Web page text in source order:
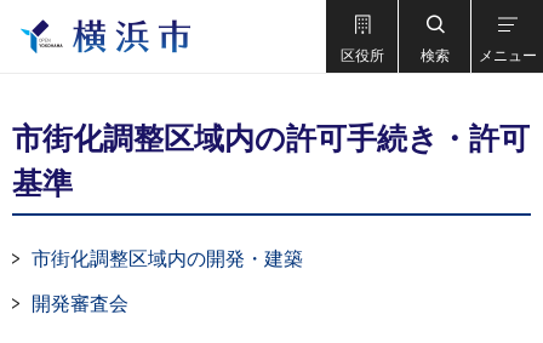
区役所 検索 メニュー
市街化調整区域内の許可手続き・許可
基準
市街化調整区域内の開発・建築
開発審査会